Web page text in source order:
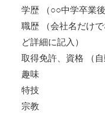
学歴 （○○中学卒業
職歴 （会社名だけ
ど詳細に記入）
取得免許、資格 （
趣味
特技
宗教